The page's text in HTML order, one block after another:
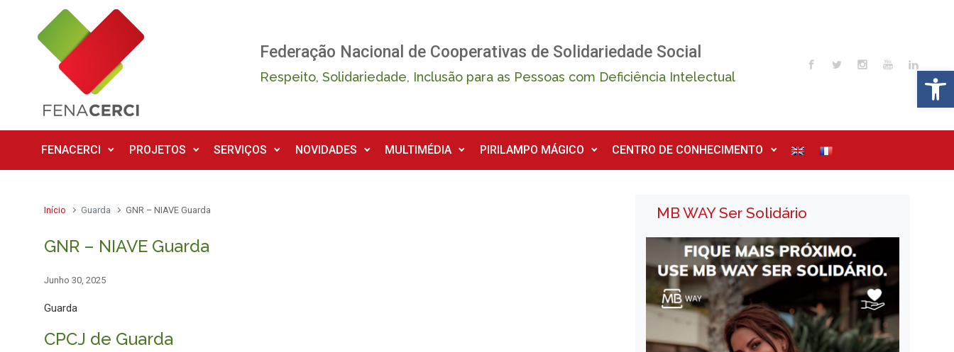
Skip to main content
Federação Nacional de Cooperativas de Solidariedade Social
Respeito, Solidariedade, Inclusão para as Pessoas com Deficiência Intelectual
FENACERCI PROJETOS SERVIÇOS NOVIDADES MULTIMÉDIA PIRILAMPO MÁGICO CENTRO DE CONHECIMENTO
Início Guarda GNR – NIAVE Guarda
GNR – NIAVE Guarda
Junho 30, 2025
Guarda
CPCJ de Guarda
MB WAY Ser Solidário